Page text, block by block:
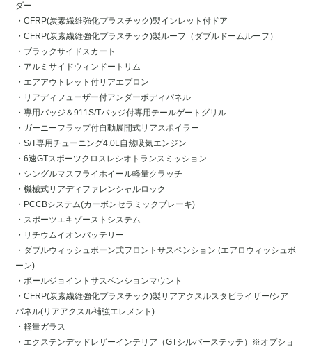
ダー
・CFRP(炭素繊維強化プラスチック)製インレット付ドア
・CFRP(炭素繊維強化プラスチック)製ルーフ（ダブルドームルーフ）
・ブラックサイドスカート
・アルミサイドウィンドートリム
・エアアウトレット付リアエプロン
・リアディフューザー付アンダーボディパネル
・専用バッジ＆911S/Tバッジ付専用テールゲートグリル
・ガーニーフラップ付自動展開式リアスポイラー
・S/T専用チューニング4.0L自然吸気エンジン
・6速GTスポーツクロスレシオトランスミッション
・シングルマスフライホイール軽量クラッチ
・機械式リアディファレンシャルロック
・PCCBシステム(カーボンセラミックブレーキ)
・スポーツエキゾーストシステム
・リチウムイオンバッテリー
・ダブルウィッシュボーン式フロントサスペンション (エアロウィッシュボ
ーン)
・ボールジョイントサスペンションマウント
・CFRP(炭素繊維強化プラスチック)製リアアクスルスタビライザー/シア
パネル(リアアクスル補強エレメント)
・軽量ガラス
・エクステンデッドレザーインテリア（GTシルバーステッチ）※オプショ